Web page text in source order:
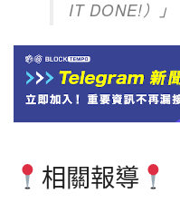
IT DONE!）」
相關報導